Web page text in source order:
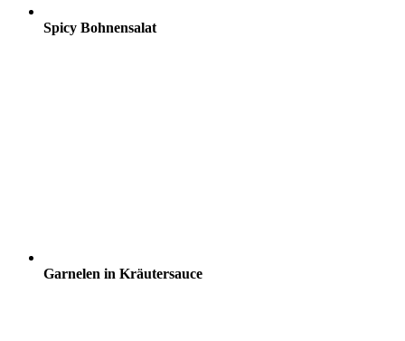
Spicy Bohnensalat
Garnelen in Kräutersauce